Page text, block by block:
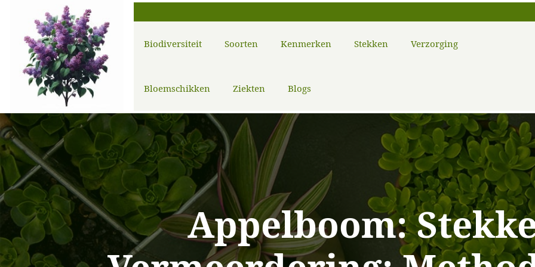
Biodiversiteit Soorten Kenmerken Stekken Verzorging
Bloemschikken Ziekten Blogs
Appelboom: